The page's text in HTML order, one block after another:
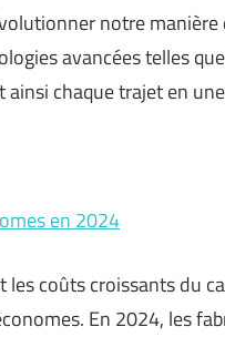
notre manière
avancées telles
chaque trajet en
en 2024
coûts croissants du
En 2024, les